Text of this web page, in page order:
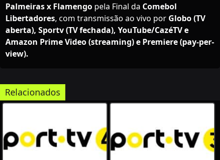
Palmeiras x Flamengo pela Final da Comebol
Libertadores, com transmissão ao vivo por Globo (TV
aberta), Sportv (TV fechada), YouTube/CazéTV e
Amazon Prime Video (streaming) e Premiere (pay-per-
view).
Relacionados